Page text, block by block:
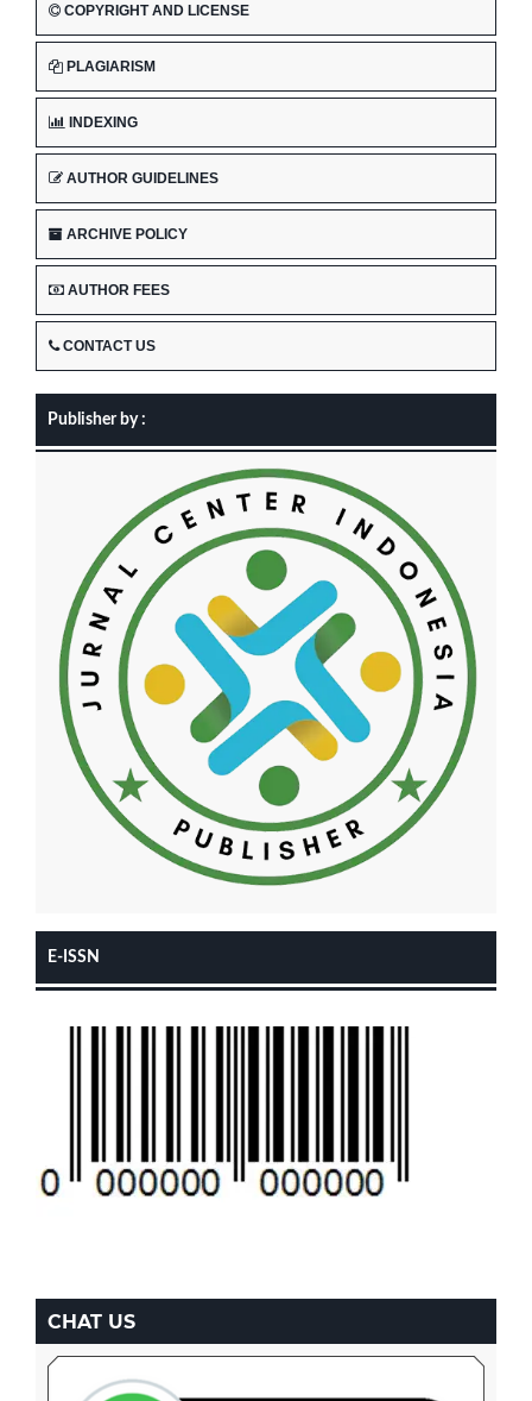
COPYRIGHT AND LICENSE
PLAGIARISM
INDEXING
AUTHOR GUIDELINES
ARCHIVE POLICY
AUTHOR FEES
CONTACT US
Publisher by :
E-ISSN
CHAT US